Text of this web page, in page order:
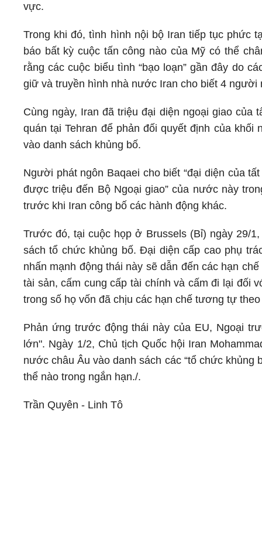
vực.
Trong khi đó, tình hình nội bộ Iran tiếp tục phức
báo bất kỳ cuộc tấn công nào của Mỹ có thể
rằng các cuộc biểu tình “bạo loạn” gần đây do
giữ và truyền hình nhà nước Iran cho biết 4
Cùng ngày, Iran đã triệu đại diện ngoại giao
quán tại Tehran để phản đối quyết định của
vào danh sách khủng bố.
Người phát ngôn Baqaei cho biết “đại diện của
được triệu đến Bộ Ngoại giao” của nước này
trước khi Iran công bố các hành động khác.
Trước đó, tại cuộc họp ở Brussels (Bỉ) ngày 29/
sách tổ chức khủng bố. Đại diện cấp cao phụ
nhấn mạnh động thái này sẽ dẫn đến các hạn
tài sản, cấm cung cấp tài chính và cấm đi lại đối
trong số họ vốn đã chịu các hạn chế tương tự
Phản ứng trước động thái này của EU, Ngoại
lớn". Ngày 1/2, Chủ tịch Quốc hội Iran
nước châu Âu vào danh sách các “tổ chức khủng
thể nào trong ngắn hạn./.
Trần Quyên - Linh Tô